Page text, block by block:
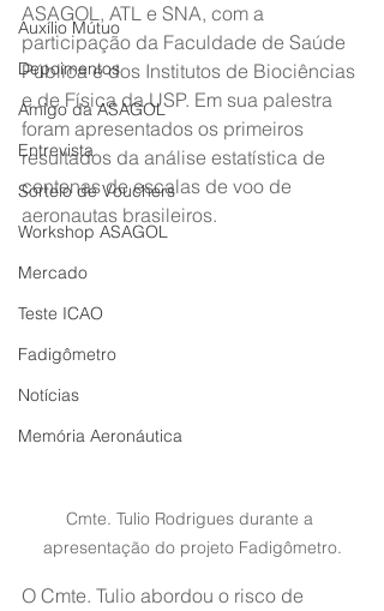
Auxílio Mútuo
Depoimentos
Amigo da ASAGOL
Entrevista
Sorteio de Vouchers
Workshop ASAGOL
Mercado
Teste ICAO
Fadigômetro
Notícias
Memória Aeronáutica
ASAGOL, ATL e SNA, com a
participação da Faculdade de Saúde
Pública e dos Institutos de Biociências
e de Física da USP. Em sua palestra
foram apresentados os primeiros
resultados da análise estatística de
centenas de escalas de voo de
aeronautas brasileiros.
Cmte. Tulio Rodrigues durante a
apresentação do projeto Fadigômetro.
O Cmte. Tulio abordou o risco de